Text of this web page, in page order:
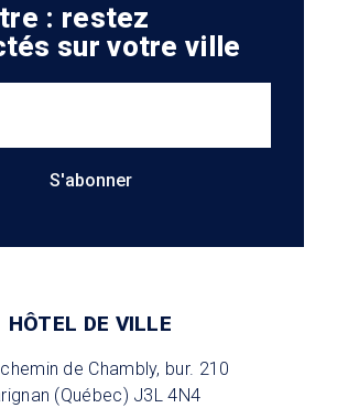
: restez
sur votre ville
S'abonner
HÔTEL DE VILLE
de Chambly, bur. 210
(Québec) J3L 4N4